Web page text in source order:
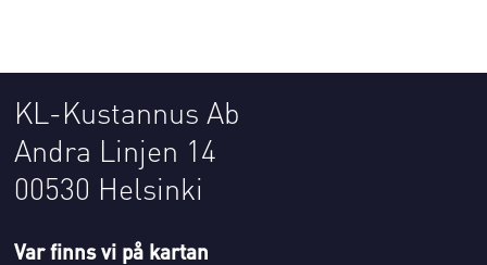
KL-Kustannus Ab
Andra Linjen 14
00530 Helsinki
Var finns vi på kartan